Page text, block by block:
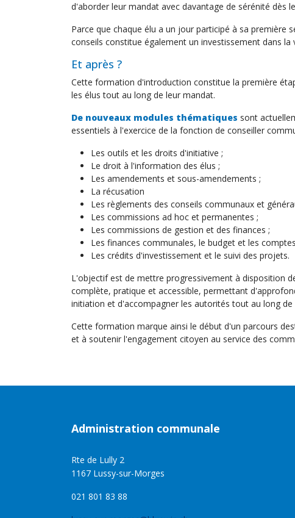
d'aborder leur mandat avec davantage de sérénité dès
Parce que chaque élu a un jour participé à sa première
conseils constitue également un investissement dans
Et après ?
Cette formation d'introduction constitue la première
les élus tout au long de leur mandat.
De nouveaux modules thématiques sont
essentiels à l'exercice de la fonction de conseiller
Les outils et les droits d'initiative ;
Le droit à l'information des élus ;
Les amendements et sous-amendements ;
La récusation
Les règlements des conseils communaux et
Les commissions ad hoc et permanentes ;
Les commissions de gestion et des finances ;
Les finances communales, le budget et les
Les crédits d'investissement et le suivi des projets.
L'objectif est de mettre progressivement à disposition
complète, pratique et accessible, permettant
initiation et d'accompagner les autorités tout au long de
Cette formation marque ainsi le début d'un parcours
et à soutenir l'engagement citoyen au service des
Administration communale
Rte de Lully 2
1167 Lussy-sur-Morges
021 801 83 88